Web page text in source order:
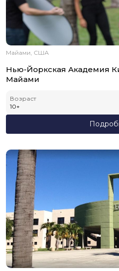
Майами, США
Нью-Йоркская Академия
Майами
Возраст
10+